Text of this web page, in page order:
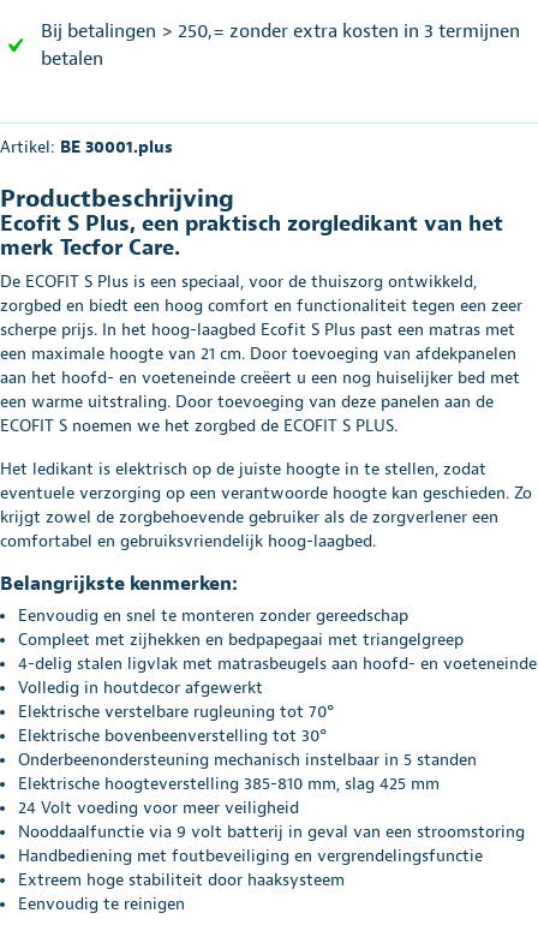
Bij betalingen > 250,= zonder extra kosten in 3 termijnen
betalen
Artikel: BE 30001.plus
Productbeschrijving
Ecofit S Plus, een praktisch zorgledikant van het
merk Tecfor Care.
De ECOFIT S Plus is een speciaal, voor de thuiszorg ontwikkeld,
zorgbed en biedt een hoog comfort en functionaliteit tegen een zeer
scherpe prijs. In het hoog-laagbed Ecofit S Plus past een matras met
een maximale hoogte van 21 cm. Door toevoeging van afdekpanelen
aan het hoofd- en voeteneinde creëert u een nog huiselijker bed met
een warme uitstraling. Door toevoeging van deze panelen aan de
ECOFIT S noemen we het zorgbed de ECOFIT S PLUS.
Het ledikant is elektrisch op de juiste hoogte in te stellen, zodat
eventuele verzorging op een verantwoorde hoogte kan geschieden. Zo
krijgt zowel de zorgbehoevende gebruiker als de zorgverlener een
comfortabel en gebruiksvriendelijk hoog-laagbed.
Belangrijkste kenmerken:
Eenvoudig en snel te monteren zonder gereedschap
Compleet met zijhekken en bedpapegaai met triangelgreep
4-delig stalen ligvlak met matrasbeugels aan hoofd- en voeteneinde
Volledig in houtdecor afgewerkt
Elektrische verstelbare rugleuning tot 70°
Elektrische bovenbeenverstelling tot 30°
Onderbeenondersteuning mechanisch instelbaar in 5 standen
Elektrische hoogteverstelling 385-810 mm, slag 425 mm
24 Volt voeding voor meer veiligheid
Nooddaalfunctie via 9 volt batterij in geval van een stroomstoring
Handbediening met foutbeveiliging en vergrendelingsfunctie
Extreem hoge stabiliteit door haaksysteem
Eenvoudig te reinigen